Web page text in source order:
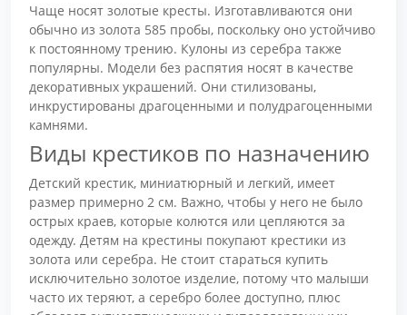
Чаще носят золотые кресты. Изготавливаются они
обычно из золота 585 пробы, поскольку оно устойчиво
к постоянному трению. Кулоны из серебра также
популярны. Модели без распятия носят в качестве
декоративных украшений. Они стилизованы,
инкрустированы драгоценными и полудрагоценными
камнями.
Виды крестиков по назначению
Детский крестик, миниатюрный и легкий, имеет
размер примерно 2 см. Важно, чтобы у него не было
острых краев, которые колются или цепляются за
одежду. Детям на крестины покупают крестики из
золота или серебра. Не стоит стараться купить
исключительно золотое изделие, потому что малыши
часто их теряют, а серебро более доступно, плюс